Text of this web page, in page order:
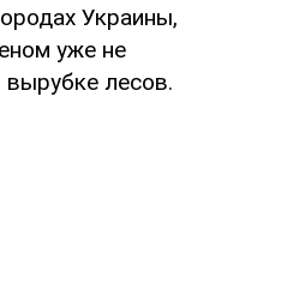
Украины,
уже не
лесов.